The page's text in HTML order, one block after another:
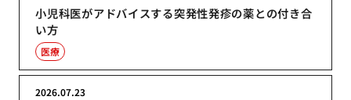
小児科医がアドバイスする突発性発疹の薬との付き合
い方
医療
2026.07.23